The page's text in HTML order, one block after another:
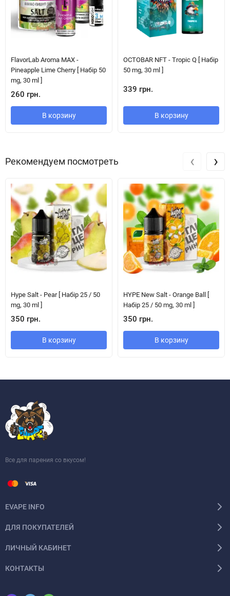
FlavorLab Aroma MAX -
Pineapple Lime Cherry [ Набір 50
mg, 30 ml ]
260 грн.
В корзину
OCTOBAR NFT - Tropic Q [ Набір
50 mg, 30 ml ]
339 грн.
В корзину
Рекомендуем посмотреть
Hype Salt - Pear [ Набір 25 / 50
mg, 30 ml ]
350 грн.
В корзину
HYPE New Salt - Orange Ball [
Набір 25 / 50 mg, 30 ml ]
350 грн.
В корзину
‹ ›
Все для парения со вкусом!
EVAPE INFO
ДЛЯ ПОКУПАТЕЛЕЙ
ЛИЧНЫЙ КАБИНЕТ
КОНТАКТЫ